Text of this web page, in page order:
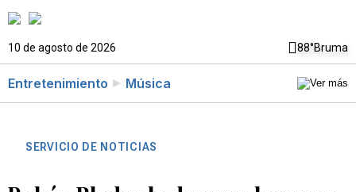
10 de agosto de 2026 88°Bruma
Entretenimiento Música
SERVICIO DE NOTICIAS